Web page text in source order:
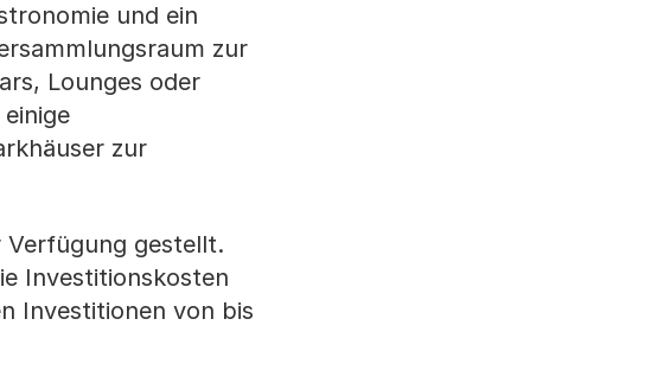
und ein
zur
Lounges oder
zur
Verfügung gestellt.
Investitionskosten
Investitionen von bis